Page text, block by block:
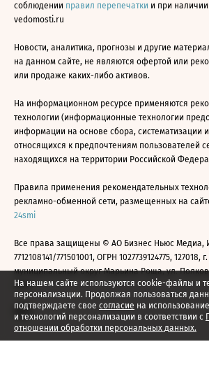
На нашем сайте используются cookie-файлы и
персонализации. Продолжая пользоваться
подтверждаете свое согласие на
и технологий персонализации в соответствии с
отношении обработки персональных данных.
соблюдении правил перепечатки и при
vedomosti.ru
Новости, аналитика, прогнозы и другие
на данном сайте, не являются офертой или
или продаже каких-либо активов.
На информационном ресурсе применяются
технологии (информационные технологии
информации на основе сбора, систематизации
относящихся к предпочтениям пользователей
находящихся на территории Российской
Правила применения рекомендательных
рекламно-обменной сети, размещенных на
24smi
Все права защищены © АО Бизнес Ньюс Медиа,
7712108141/771501001, ОГРН 1027739124775, 127018,
муниципальный округ Марьина Роща, ул.
2026